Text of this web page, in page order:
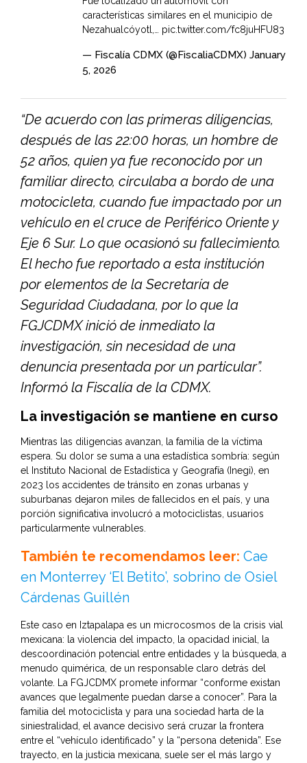
características similares en el municipio de
Nezahualcóyotl,… pic.twitter.com/fc8juHFU83
— Fiscalía CDMX (@FiscaliaCDMX) January
5, 2026
“De acuerdo con las primeras diligencias,
después de las 22:00 horas, un hombre de
52 años, quien ya fue reconocido por un
familiar directo, circulaba a bordo de una
motocicleta, cuando fue impactado por un
vehículo en el cruce de Periférico Oriente y
Eje 6 Sur. Lo que ocasionó su fallecimiento.
El hecho fue reportado a esta institución
por elementos de la Secretaría de
Seguridad Ciudadana, por lo que la
FGJCDMX inició de inmediato la
investigación, sin necesidad de una
denuncia presentada por un particular”.
Informó la Fiscalía de la CDMX.
La investigación se mantiene en curso
Mientras las diligencias avanzan, la familia de la víctima
espera. Su dolor se suma a una estadística sombría: según
el Instituto Nacional de Estadística y Geografía (Inegi), en
2023 los accidentes de tránsito en zonas urbanas y
suburbanas dejaron miles de fallecidos en el país, y una
porción significativa involucró a motociclistas, usuarios
particularmente vulnerables.
También te recomendamos leer: Cae
en Monterrey ‘El Betito’, sobrino de Osiel
Cárdenas Guillén
Este caso en Iztapalapa es un microcosmos de la crisis vial
mexicana: la violencia del impacto, la opacidad inicial, la
descoordinación potencial entre entidades y la búsqueda, a
menudo quimérica, de un responsable claro detrás del
volante. La FGJCDMX promete informar “conforme existan
avances que legalmente puedan darse a conocer”. Para la
familia del motociclista y para una sociedad harta de la
siniestralidad, el avance decisivo será cruzar la frontera
entre el “vehículo identificado” y la “persona detenida”. Ese
trayecto, en la justicia mexicana, suele ser el más largo y